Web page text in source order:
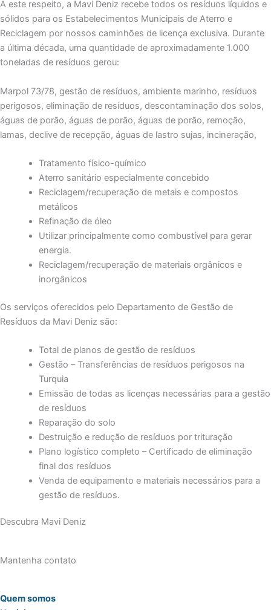
A este respeito, a Mavi Deniz recebe todos os resíduos líquidos e
sólidos para os Estabelecimentos Municipais de Aterro e
Reciclagem por nossos caminhões de licença exclusiva. Durante
a última década, uma quantidade de aproximadamente 1.000
toneladas de resíduos gerou:
Marpol 73/78, gestão de resíduos, ambiente marinho, resíduos
perigosos, eliminação de resíduos, descontaminação dos solos,
águas de porão, águas de porão, águas de porão, remoção,
lamas, declive de recepção, águas de lastro sujas, incineração,
Tratamento físico-químico
Aterro sanitário especialmente concebido
Reciclagem/recuperação de metais e compostos
metálicos
Refinação de óleo
Utilizar principalmente como combustível para gerar
energia.
Reciclagem/recuperação de materiais orgânicos e
inorgânicos
Os serviços oferecidos pelo Departamento de Gestão de
Resíduos da Mavi Deniz são:
Total de planos de gestão de resíduos
Gestão – Transferências de resíduos perigosos na
Turquia
Emissão de todas as licenças necessárias para a gestão
de resíduos
Reparação do solo
Destruição e redução de resíduos por trituração
Plano logístico completo – Certificado de eliminação
final dos resíduos
Venda de equipamento e materiais necessários para a
gestão de resíduos.
Descubra Mavi Deniz
Mantenha contato
Quem somos